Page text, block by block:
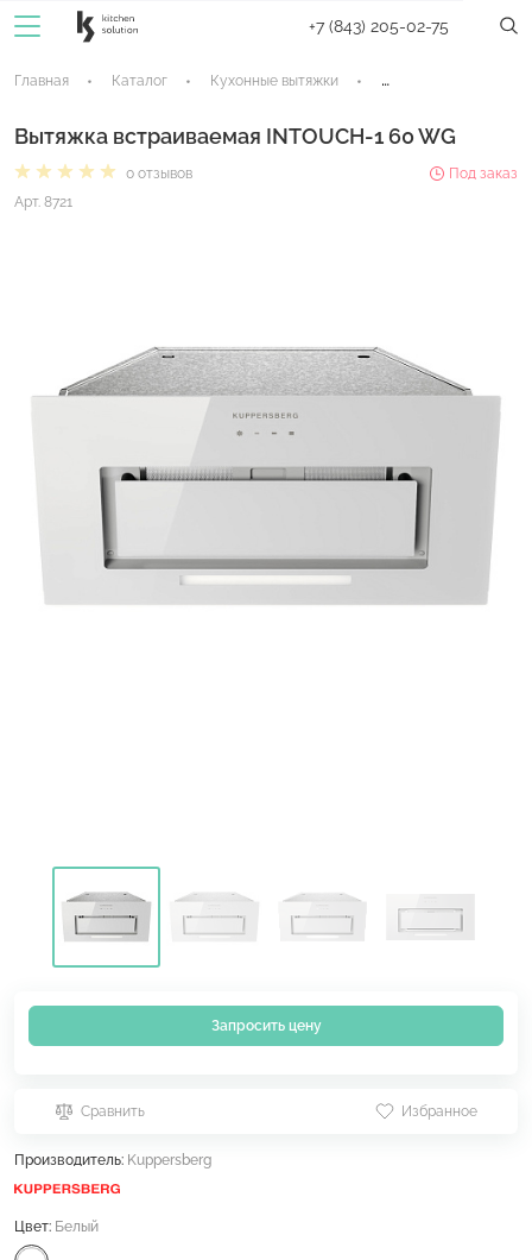
+7 (843) 205-02-75
Главная Каталог Кухонные вытяжки Встраиваемые
Вытяжка встраиваемая INTOUCH-1 60 WG
0 отзывов
Под заказ
Арт. 8721
Запросить цену
Сравнить Избранное
Производитель: Kuppersberg
Цвет: Белый